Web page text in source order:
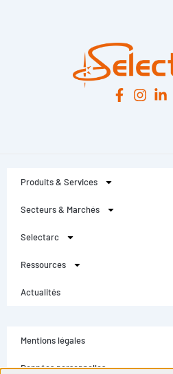
Produits & Services
Secteurs & Marchés
Selectarc
Ressources
Actualités
Mentions légales
Données personnelles